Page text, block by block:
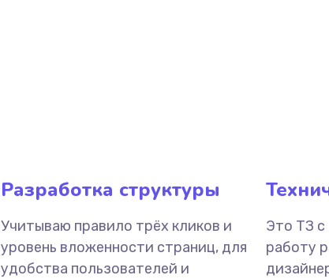
Разработка структуры
Учитываю правило трёх кликов и
уровень вложенности страниц, для
удобства пользователей и
Это ТЗ
работу